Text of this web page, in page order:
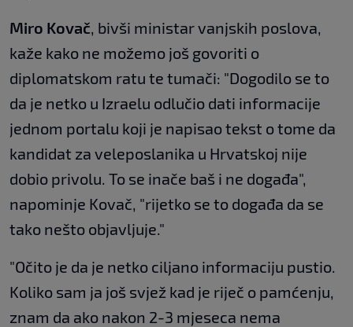
Miro Kovač, bivši ministar vanjskih poslova,
kaže kako ne možemo još govoriti o
diplomatskom ratu te tumači: "Dogodilo se to
da je netko u Izraelu odlučio dati informacije
jednom portalu koji je napisao tekst o tome da
kandidat za veleposlanika u Hrvatskoj nije
dobio privolu. To se inače baš i ne događa",
napominje Kovač, "rijetko se to događa da se
tako nešto objavljuje."
"Očito je da je netko ciljano informaciju pustio.
Koliko sam ja još svjež kad je riječ o pamćenju,
znam da ako nakon 2-3 mjeseca nema